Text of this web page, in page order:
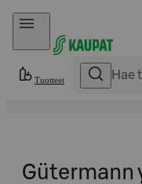
Hyppää sisältöön
Tuotteet
Gütermann